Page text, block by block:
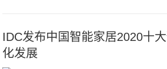
IDC发布中国智能家居2020十
化发展